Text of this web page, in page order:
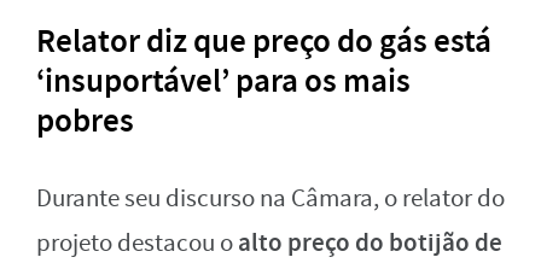
Relator diz que preço do gás está
‘insuportável’ para os mais
pobres
Durante seu discurso na Câmara, o relator do
projeto destacou oalto preço do botijão de